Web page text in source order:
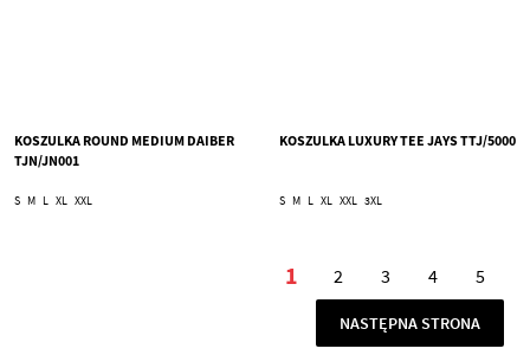
KOSZULKA ROUND MEDIUM DAIBER
TJN/JN001
S M L XL XXL
KOSZULKA LUXURY TEE JAYS TTJ/5000
S M L XL XXL 3XL
Aktualnie czytasz
1 Strona
2 Strona
3 Strona
4 5
STRONA
NASTĘPNA STRONA